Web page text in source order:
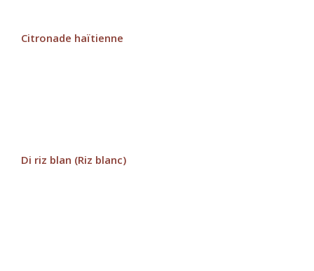
Citronade haïtienne
Di riz blan (Riz blanc)